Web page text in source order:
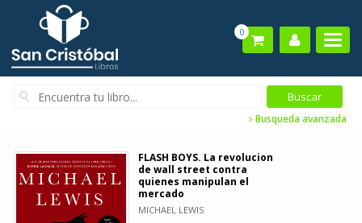
0
Busqueda avanzada
FLASH BOYS. La revolucion
de wall street contra
quienes manipulan el
mercado
MICHAEL LEWIS